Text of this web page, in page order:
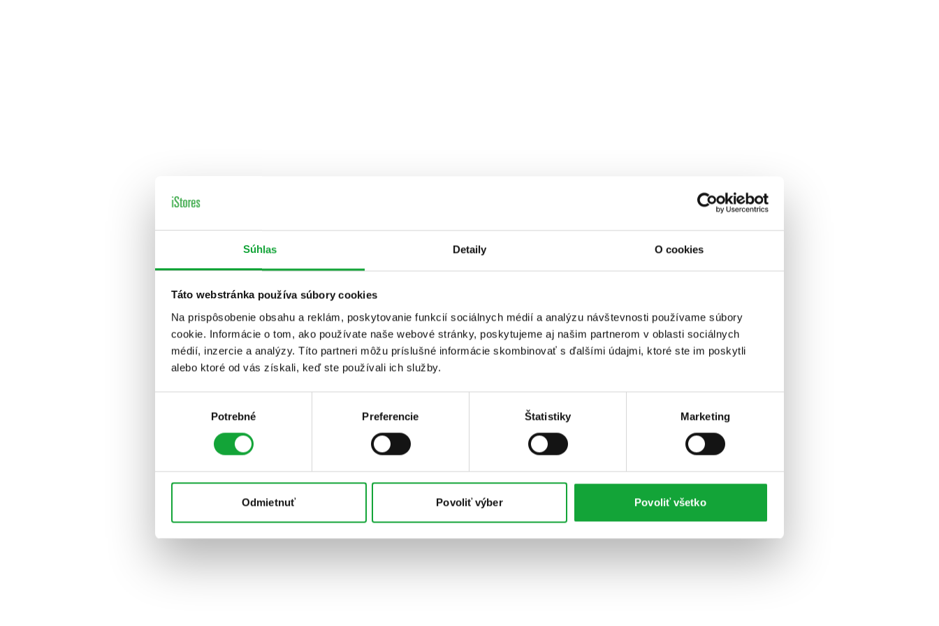
Súhlas Detaily O cookies
Táto webstránka používa súbory cookies
Na prispôsobenie obsahu a reklám, poskytovanie funkcií sociálnych médií a analýzu návštevnosti používame súbory
cookie. Informácie o tom, ako používate naše webové stránky, poskytujeme aj našim partnerom v oblasti sociálnych
médií, inzercie a analýzy. Títo partneri môžu príslušné informácie skombinovať s ďalšími údajmi, ktoré ste im poskytli
alebo ktoré od vás získali, keď ste používali ich služby.
Potrebné Preferencie Štatistiky Marketing
Odmietnuť Povoliť výber Povoliť všetko